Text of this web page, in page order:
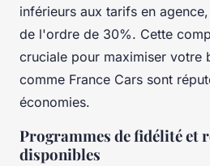
inférieurs aux tarifs en
de l'ordre de 30%. Cette
cruciale pour maximiser votre
comme France Cars sont
économies.
Programmes de fidélité et
disponibles